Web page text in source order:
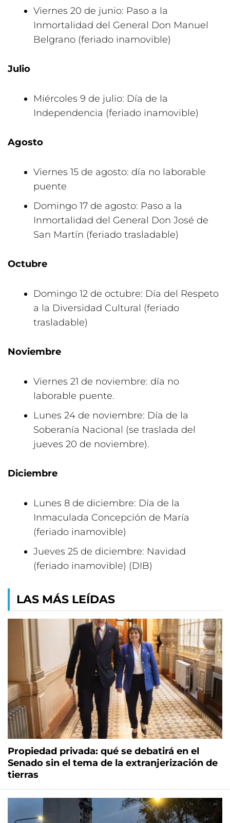
Viernes 20 de junio: Paso a la
Inmortalidad del General Don Manuel
Belgrano (feriado inamovible)
Julio
Miércoles 9 de julio: Día de la
Independencia (feriado inamovible)
Agosto
Viernes 15 de agosto: día no laborable
puente
Domingo 17 de agosto: Paso a la
Inmortalidad del General Don José de
San Martín (feriado trasladable)
Octubre
Domingo 12 de octubre: Día del Respeto
a la Diversidad Cultural (feriado
trasladable)
Noviembre
Viernes 21 de noviembre: día no
laborable puente.
Lunes 24 de noviembre: Día de la
Soberanía Nacional (se traslada del
jueves 20 de noviembre).
Diciembre
Lunes 8 de diciembre: Día de la
Inmaculada Concepción de María
(feriado inamovible)
Jueves 25 de diciembre: Navidad
(feriado inamovible) (DIB)
LAS MÁS LEÍDAS
Propiedad privada: qué se debatirá en el
Senado sin el tema de la extranjerización de
tierras